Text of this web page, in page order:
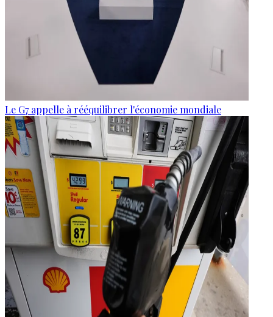
Le G7 appelle à rééquilibrer l'économie mondiale